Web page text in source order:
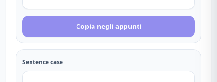
Copia negli appunti
Sentence case